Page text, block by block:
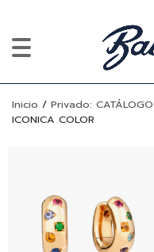
Inicio / Privado: CATÁLOGO
ICONICA COLOR